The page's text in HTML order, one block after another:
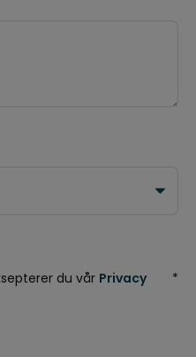
du vår Privacy
*